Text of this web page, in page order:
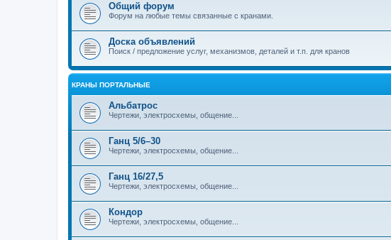
Общий форум
Форум на любые темы связанные с кранами.
Доска объявлений
Поиск / предложение услуг, механизмов, деталей и т.п. для кранов
КРАНЫ ПОРТАЛЬНЫЕ
Альбатрос
Чертежи, электросхемы, общение...
Ганц 5/6–30
Чертежи, электросхемы, общение...
Ганц 16/27,5
Чертежи, электросхемы, общение...
Кондор
Чертежи, электросхемы, общение...